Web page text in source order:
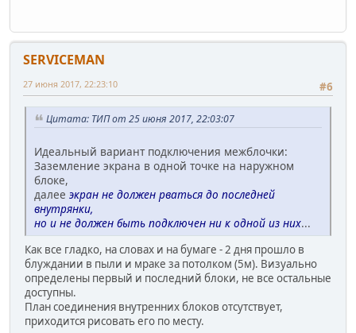
SERVICEMAN
#6
27 июня 2017, 22:23:10
Цитата: ТИП от 25 июня 2017, 22:03:07
Идеальный вариант подключения межблочки:
Заземление экрана в одной точке на наружном
блоке,
далее экран не должен рваться до последней
внутрянки,
но и не должен быть подключен ни к одной из них...
Как все гладко, на словах и на бумаге - 2 дня прошло в
блуждании в пыли и мраке за потолком (5м). Визуально
определены первый и последний блоки, не все остальные
доступны.
План соединения внутренних блоков отсутствует,
приходится рисовать его по месту.